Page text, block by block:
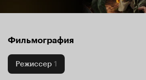
Фильмография
Режиссер 1